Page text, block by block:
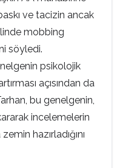
ve tacizin ancak
mobbing
söyledi.
psikolojik
açısından da
bu genelgenin,
incelemelerin
hazırladığını